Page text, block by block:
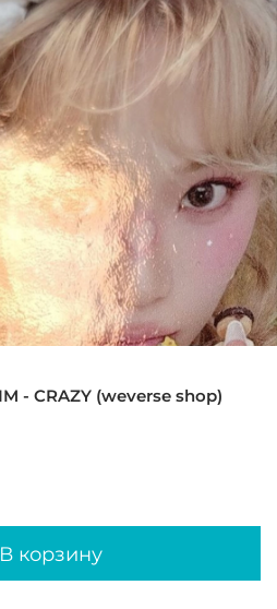
- CRAZY (weverse shop)
В корзину